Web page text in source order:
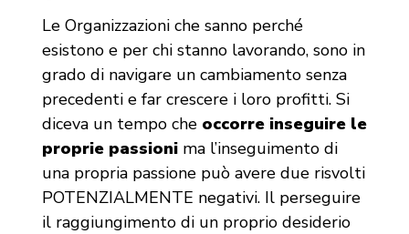
Le Organizzazioni che sanno perché
esistono e per chi stanno lavorando, sono in
grado di navigare un cambiamento senza
precedenti e far crescere i loro profitti. Si
diceva un tempo che occorre inseguire le
proprie passionima l’inseguimento di
una propria passione può avere due risvolti
POTENZIALMENTE negativi. Il perseguire
il raggiungimento di un proprio desiderio